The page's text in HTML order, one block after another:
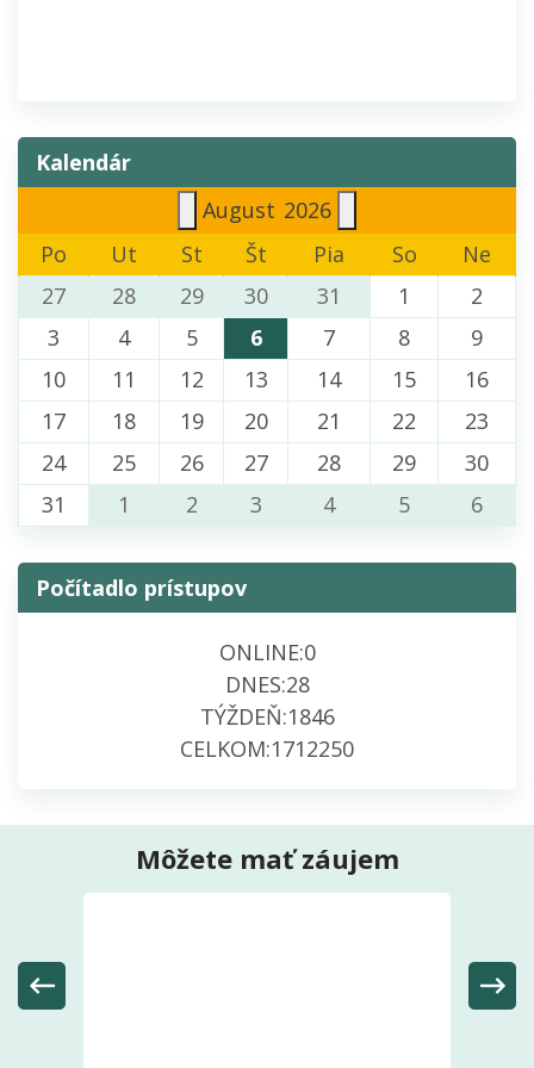
Kalendár
August 2026
Po
Ut St Št Pia So
Ne
27
28 29 30 31 1
2
3
4 5 6 7 8
9
10
11 12 13 14 15
16
17
18 19 20 21 22
23
24
25 26 27 28 29
30
31
1 2 3 4 5 6
Počítadlo prístupov
ONLINE:0
DNES:28
TÝŽDEŇ:1846
CELKOM:1712250
Môžete mať záujem